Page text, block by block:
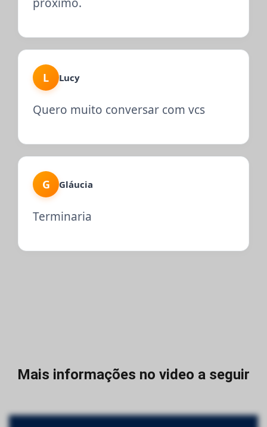
L Lucy
Quero muito conversar com vcs
G Gláucia
Terminaria
Mais informações no video a seguir